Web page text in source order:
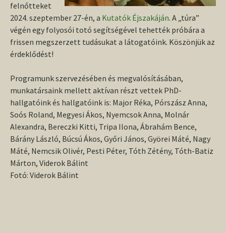
felnőtteket
2024. szeptember 27-én, a Kutatók Éjszakáján. A „túra”
végén egy folyosói totó segítségével tehették próbára a
frissen megszerzett tudásukat a látogatóink. Köszönjük az
érdeklődést!
Programunk szervezésében és megvalósításában,
munkatársaink mellett aktívan részt vettek PhD-
hallgatóink és hallgatóink is: Major Réka, Pórszász Anna,
Soós Roland, Megyesi Ákos, Nyemcsok Anna, Molnár
Alexandra, Bereczki Kitti, Tripa Ilona, Ábrahám Bence,
Bárány László, Búcsú Ákos, Győri János, Györei Máté, Nagy
Máté, Nemcsik Olivér, Pesti Péter, Tóth Zétény, Tóth-Batiz
Márton, Viderok Bálint
Fotó: Viderok Bálint